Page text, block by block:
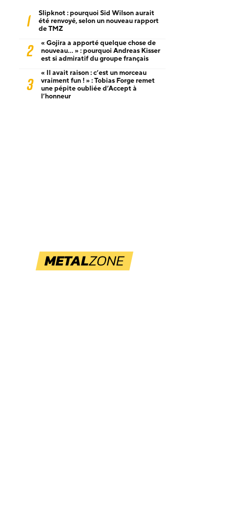
1
Slipknot : pourquoi Sid Wilson aurait
été renvoyé, selon un nouveau rapport
de TMZ
2
« Gojira a apporté quelque chose de
nouveau… » : pourquoi Andreas Kisser
est si admiratif du groupe français
3
« Il avait raison : c’est un morceau
vraiment fun ! » : Tobias Forge remet
une pépite oubliée d’Accept à
l’honneur